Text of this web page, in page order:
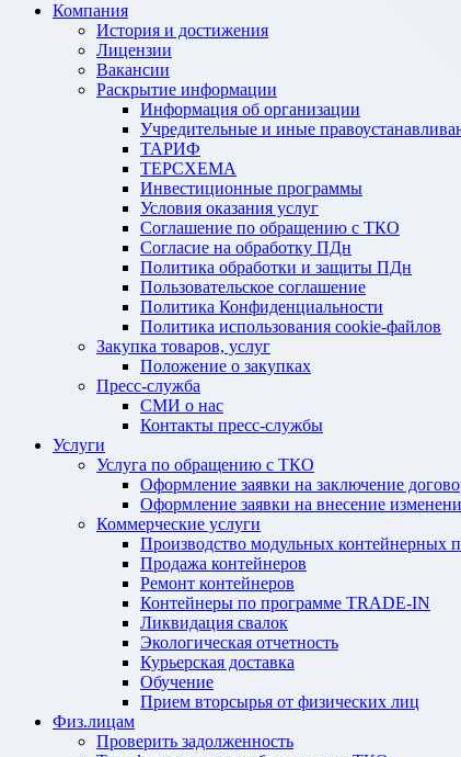
Компания
История и достижения
Лицензии
Вакансии
Раскрытие информации
Информация об организации
Учредительные и иные
ТАРИФ
ТЕРСХЕМА
Инвестиционные программы
Условия оказания услуг
Соглашение по обращению с ТКО
Согласие на обработку ПДн
Политика обработки и защиты ПДн
Пользовательское соглашение
Политика Конфиденциальности
Политика использования cookie-файлов
Закупка товаров, услуг
Положение о закупках
Пресс-служба
СМИ о нас
Контакты пресс-службы
Услуги
Услуга по обращению с ТКО
Оформление заявки на заключение
Оформление заявки на внесение
Коммерческие услуги
Производство модульных контейнерных
Продажа контейнеров
Ремонт контейнеров
Контейнеры по программе TRADE-IN
Ликвидация свалок
Экологическая отчетность
Курьерская доставка
Обучение
Прием вторсырья от физических лиц
Физ.лицам
Проверить задолженность